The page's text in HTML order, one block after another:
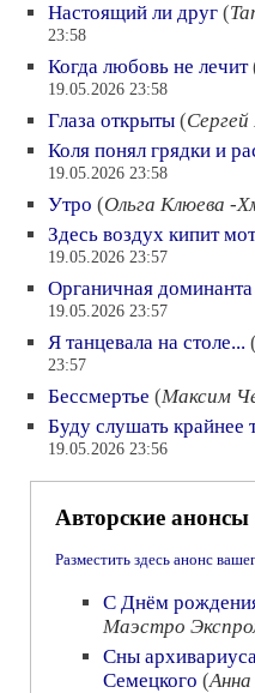
Настоящий ли друг (
23:58
Когда любовь не лечит
19.05.2026 23:58
Глаза открыты (Сергей
Коля понял грядки и
19.05.2026 23:58
Утро (Ольга Клюева -
Здесь воздух кипит
19.05.2026 23:57
Органичная доминанта
19.05.2026 23:57
Я танцевала на столе... (
23:57
Бессмертье (Максим
Буду слушать крайнее
19.05.2026 23:56
Авторские анонсы
Разместить здесь анонс
С Днём
Маэстро
Сны
Семецкого (Анна